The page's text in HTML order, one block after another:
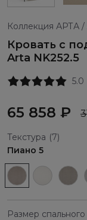
Коллекция АРТА /
Кровать с
Arta NK252.5
5.0
65 858 ₽
Текстура (7)
Пиано 5
Размер